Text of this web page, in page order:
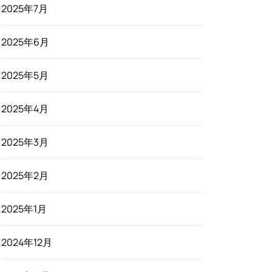
2025年7月
2025年6月
2025年5月
2025年4月
2025年3月
2025年2月
2025年1月
2024年12月